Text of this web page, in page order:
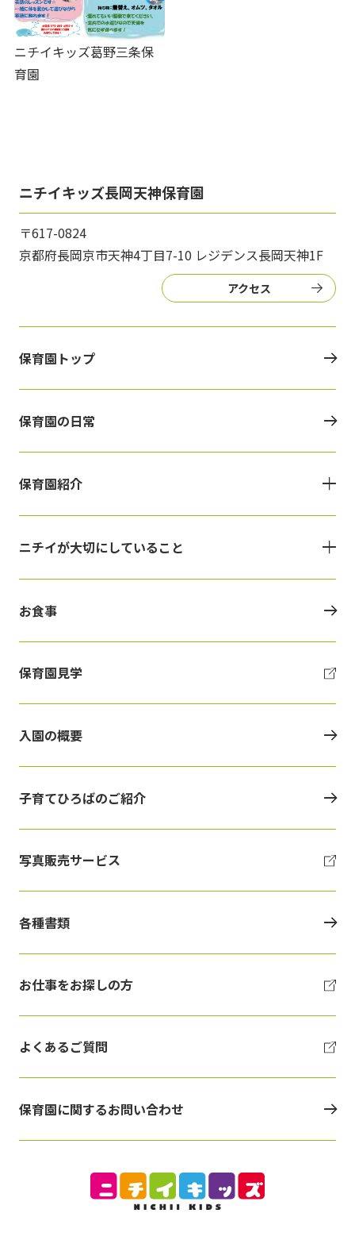
ニチイキッズ葛野三条保
育園
ニチイキッズ長岡天神保育園
〒617-0824
京都府長岡京市天神4丁目7-10 レジデンス長岡天神1F
アクセス
保育園トップ
保育園の日常
保育園紹介
ニチイが大切にしていること
お食事
保育園見学
入園の概要
子育てひろばのご紹介
写真販売サービス
各種書類
お仕事をお探しの方
よくあるご質問
保育園に関するお問い合わせ